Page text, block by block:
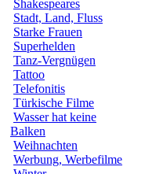
Shakespeares
Stadt, Land, Fluss
Starke Frauen
Superhelden
Tanz-Vergnügen
Tattoo
Telefonitis
Türkische Filme
Wasser hat keine
Balken
Weihnachten
Werbung, Werbefilme